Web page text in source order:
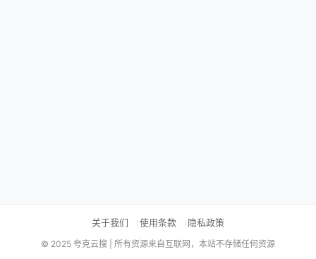
关于我们 使用条款 隐私政策
© 2025 夸克云搜 | 所有资源来自互联网，本站不存储任何资源